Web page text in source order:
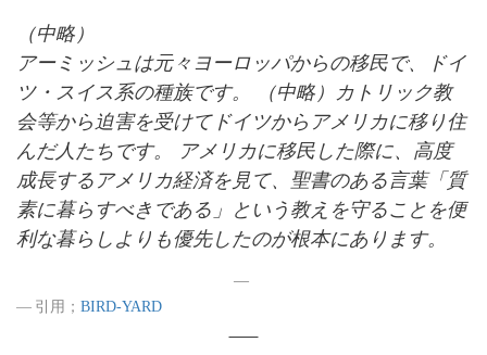
（中略）
アーミッシュは元々ヨーロッパからの移民で、ドイ
ツ・スイス系の種族です。 （中略）カトリック教
会等から迫害を受けてドイツからアメリカに移り住
んだ人たちです。 アメリカに移民した際に、高度
成長するアメリカ経済を見て、聖書のある言葉「質
素に暮らすべきである」という教えを守ることを便
利な暮らしよりも優先したのが根本にあります。
引用； BIRD-YARD